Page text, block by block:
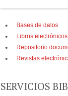
Bases de datos
Libros electrónicos
Repositorio
Revistas
SERVICIOS